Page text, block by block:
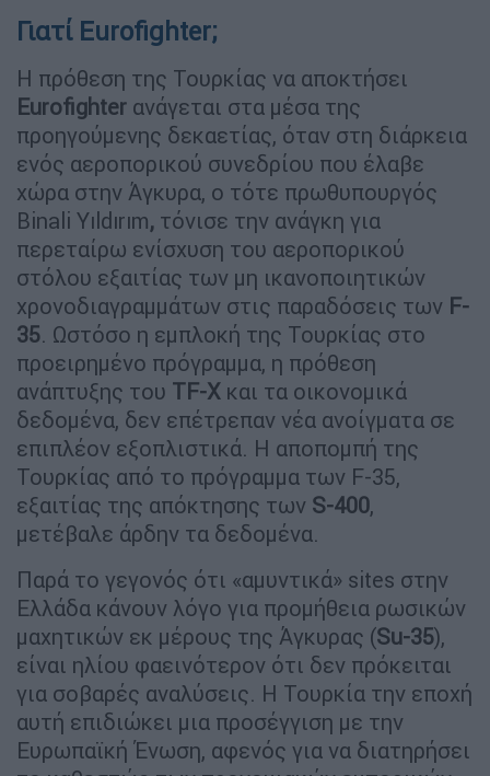
Γιατί Eurofighter;
Η πρόθεση της Τουρκίας να αποκτήσει
Eurofighter ανάγεται στα μέσα της
προηγούμενης δεκαετίας, όταν στη διάρκεια
ενός αεροπορικού συνεδρίου που έλαβε
χώρα στην Άγκυρα, ο τότε πρωθυπουργός
Binali Yıldırım, τόνισε την ανάγκη για
περεταίρω ενίσχυση του αεροπορικού
στόλου εξαιτίας των μη ικανοποιητικών
χρονοδιαγραμμάτων στις παραδόσεις των F-
35. Ωστόσο η εμπλοκή της Τουρκίας στο
προειρημένο πρόγραμμα, η πρόθεση
ανάπτυξης του TF-X και τα οικονομικά
δεδομένα, δεν επέτρεπαν νέα ανοίγματα σε
επιπλέον εξοπλιστικά. Η αποπομπή της
Τουρκίας από το πρόγραμμα των F-35,
εξαιτίας της απόκτησης των S-400,
μετέβαλε άρδην τα δεδομένα.
Παρά το γεγονός ότι «αμυντικά» sites στην
Ελλάδα κάνουν λόγο για προμήθεια ρωσικών
μαχητικών εκ μέρους της Άγκυρας (Su-35),
είναι ηλίου φαεινότερον ότι δεν πρόκειται
για σοβαρές αναλύσεις. Η Τουρκία την εποχή
αυτή επιδιώκει μια προσέγγιση με την
Ευρωπαϊκή Ένωση, αφενός για να διατηρήσει